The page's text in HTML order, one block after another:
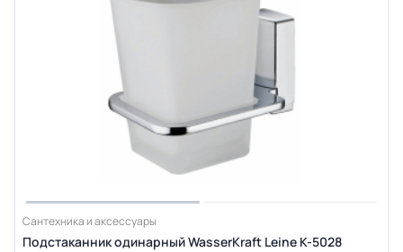
Сантехника и аксессуары
Подстаканник одинарный WasserKraft Leine K-5028